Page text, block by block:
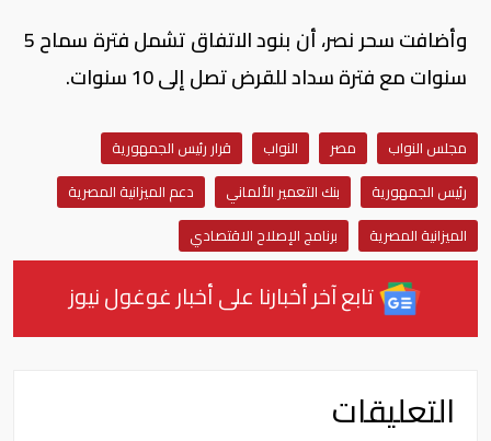
وأضافت سحر نصر، أن بنود الاتفاق تشمل فترة سماح 5
سنوات مع فترة سداد للقرض تصل إلى 10 سنوات.
مجلس النواب مصر النواب
قرار رئيس الجمهورية
رئيس الجمهورية
بنك التعمير الألماني
دعم الميزانية المصرية
الميزانية المصرية
برنامج الإصلاح الاقتصادي
تابع آخر أخبارنا على أخبار غوغول نيوز
التعليقات